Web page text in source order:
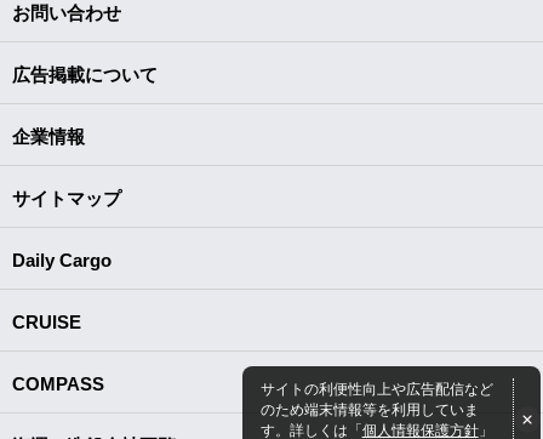
サイトの利便性向上や広告配信など
のため端末情報等を利用していま
す。詳しくは「個人情報保護方針」
お問い合わせ
広告掲載について
企業情報
サイトマップ
Daily Cargo
CRUISE
COMPASS